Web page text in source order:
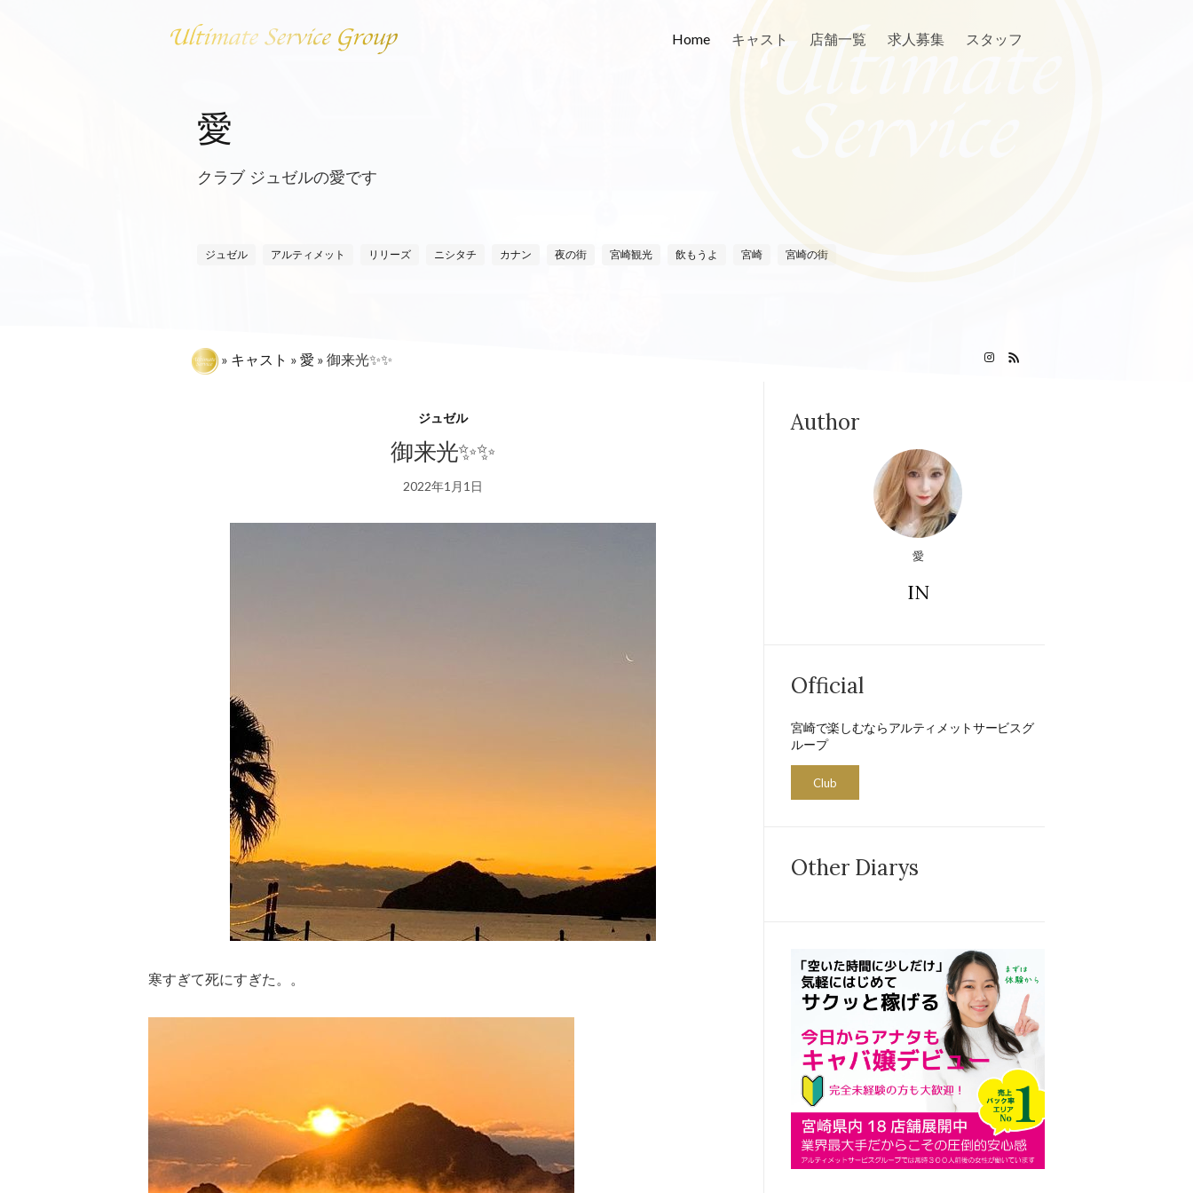
Home キャスト 店舗一覧 求人募集 スタッフ
愛
クラブ ジュゼルの愛です
ジュゼル アルティメット リリーズ ニシタチ カナン 夜の街 宮崎観光 飲もうよ 宮崎 宮崎の街
アルティメットサービス クラブジュゼル
» キャスト » 愛 » 御来光✨✨
ジュゼル
御来光✨✨
2022年1月1日
寒すぎて死にすぎた。。
Author
愛
IN
Official
宮崎で楽しむならアルティメットサービスグ
ループ
Club
Other Diarys